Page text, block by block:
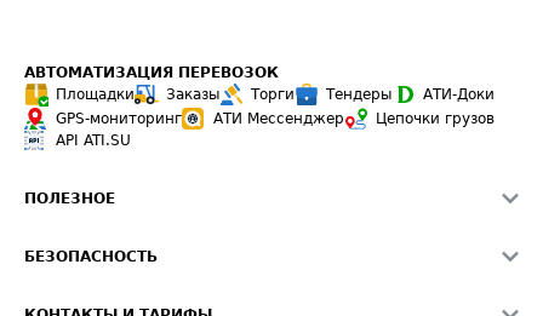
АВТОМАТИЗАЦИЯ ПЕРЕВОЗОК
Площадки
Заказы Торги Тендеры
АТИ-Доки
GPS-мониторинг
АТИ Мессенджер
Цепочки грузов
API ATI.SU
ПОЛЕЗНОЕ
Звезды ATI.SU на вашем сайте
БЕЗОПАСНОСТЬ